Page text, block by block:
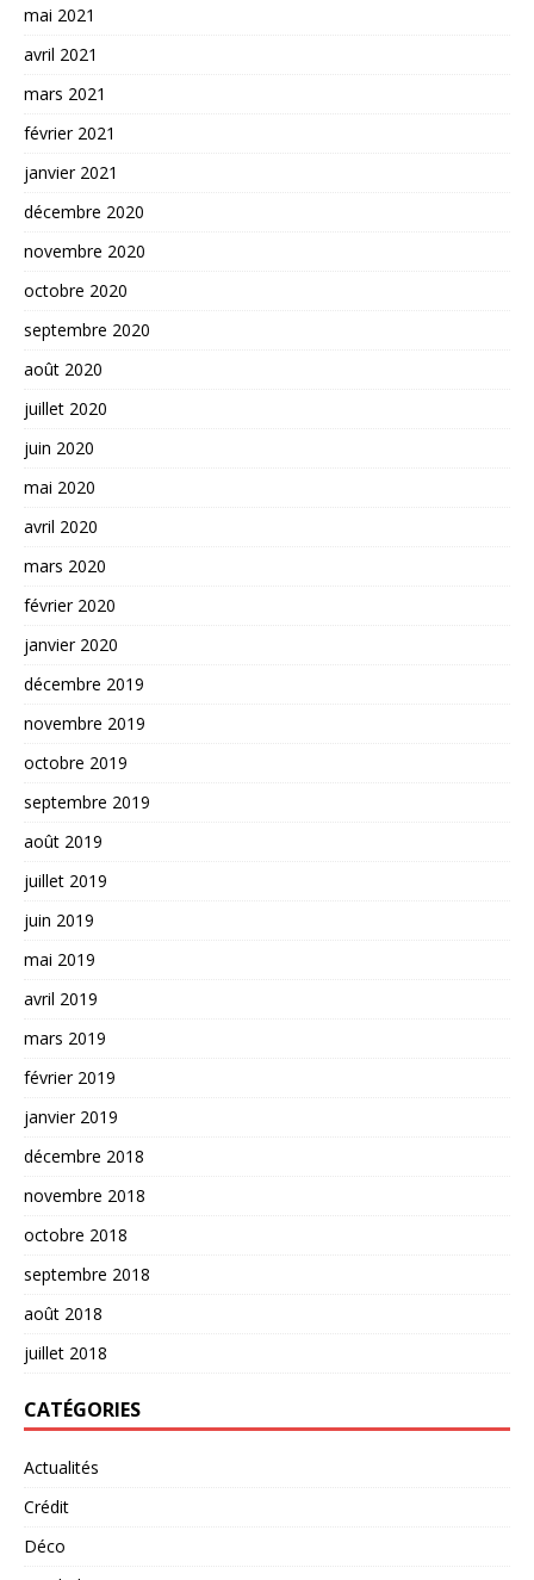
mai 2021
avril 2021
mars 2021
février 2021
janvier 2021
décembre 2020
novembre 2020
octobre 2020
septembre 2020
août 2020
juillet 2020
juin 2020
mai 2020
avril 2020
mars 2020
février 2020
janvier 2020
décembre 2019
novembre 2019
octobre 2019
septembre 2019
août 2019
juillet 2019
juin 2019
mai 2019
avril 2019
mars 2019
février 2019
janvier 2019
décembre 2018
novembre 2018
octobre 2018
septembre 2018
août 2018
juillet 2018
CATÉGORIES
Actualités
Crédit
Déco